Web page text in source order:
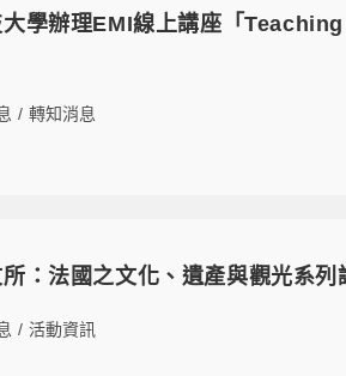
大學辦理EMI線上講座「
/ 轉知消息
所：法國之文化、遺產與觀光系列
/ 活動資訊